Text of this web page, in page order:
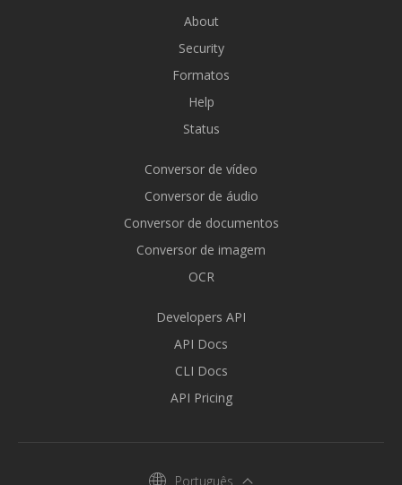
About
Security
Formatos
Help
Status
Conversor de vídeo
Conversor de áudio
Conversor de documentos
Conversor de imagem
OCR
Developers API
API Docs
CLI Docs
API Pricing
Português